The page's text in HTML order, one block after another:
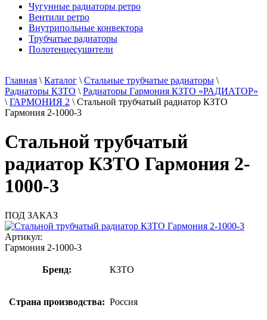
Чугунные радиаторы ретро
Вентили ретро
Внутрипольные конвектора
Трубчатые радиаторы
Полотенцесушители
Главная \ Каталог \ Стальные трубчатые радиаторы \
Радиаторы КЗТО \ Радиаторы Гармония КЗТО «РАДИАТОР»
\ ГАРМОНИЯ 2 \ Стальной трубчатый радиатор КЗТО
Гармония 2-1000-3
Стальной трубчатый
радиатор КЗТО Гармония 2-
1000-3
ПОД ЗАКАЗ
Артикул:
Гармония 2-1000-3
Бренд: КЗТО
Страна производства: Россия